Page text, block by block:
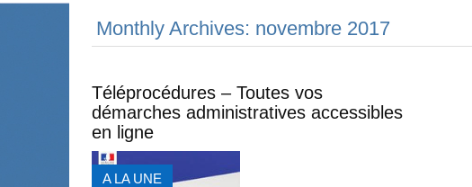
Monthly Archives: novembre 2017
Téléprocédures – Toutes vos
démarches administratives accessibles
en ligne
A LA UNE